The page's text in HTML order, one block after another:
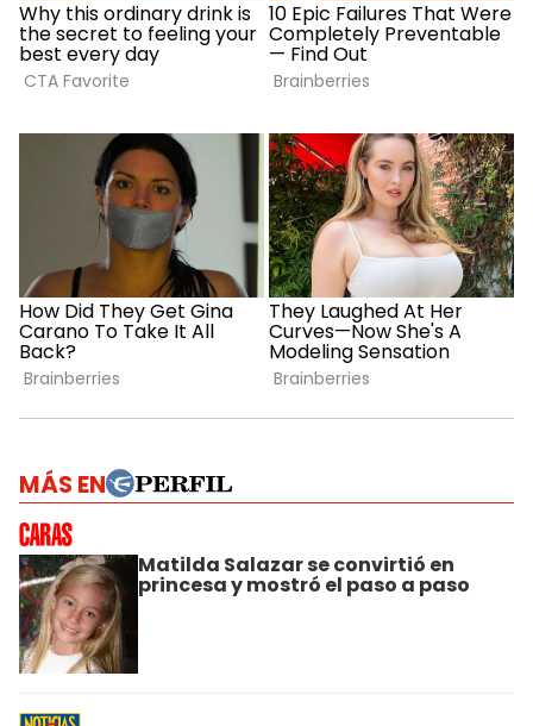
MÁS EN
Matilda Salazar se convirtió en
princesa y mostró el paso a paso